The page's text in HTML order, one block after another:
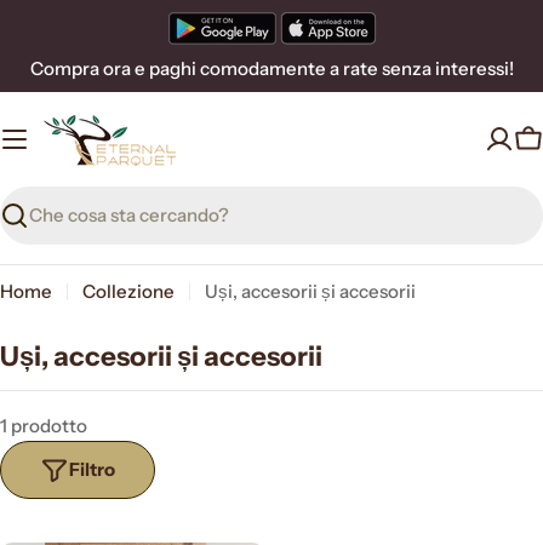
contenuto
Compra ora e paghi comodamente a rate senza interessi!
Ricerca
Home Collezione Uși, accesorii și accesorii
Uși, accesorii și accesorii
1 prodotto
Filtro